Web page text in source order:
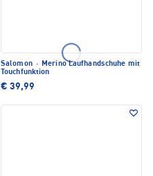
Salomon · Merino Laufhandschuhe mit
Touchfunktion
€ 39,99